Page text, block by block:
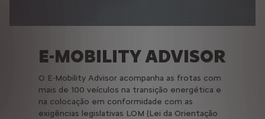
E-MOBILITY ADVISOR
O E-Mobility Advisor acompanha as frotas com
mais de 100 veículos na transição energética e
na colocação em conformidade com as
exigências legislativas LOM (Lei da Orientação